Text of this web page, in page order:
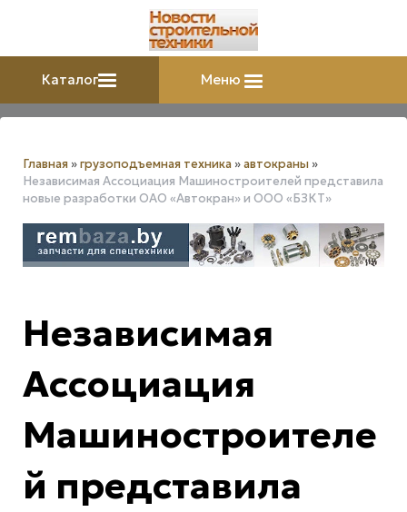
Каталог Меню
Главная »грузоподъемная техника »автокраны »
Независимая Ассоциация Машиностроителей представила
новые разработки ОАО «Автокран» и ООО «БЗКТ»
Независимая
Ассоциация
Машиностроителе
й представила